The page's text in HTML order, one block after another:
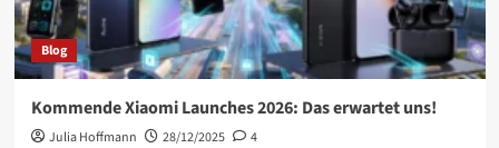
Blog
Kommende Xiaomi Launches 2026: Das erwartet uns!
Julia Hoffmann 28/12/2025 4